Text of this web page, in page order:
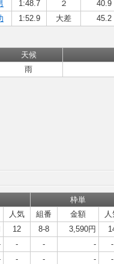
1:48.7 ２ 40.9
1:52.9 大差 45.2
天候
雨
枠単
人気 組番 金額
12 8-8 3,590円
- - - -
- - - -